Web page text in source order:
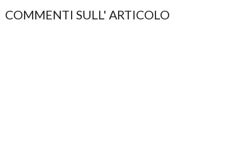
COMMENTI SULL' ARTICOLO